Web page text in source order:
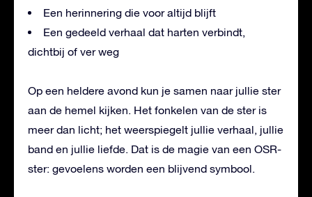
Een herinnering die voor altijd blijft
Een gedeeld verhaal dat harten verbindt,
dichtbij of ver weg
Op een heldere avond kun je samen naar jullie ster
aan de hemel kijken. Het fonkelen van de ster is
meer dan licht; het weerspiegelt jullie verhaal, jullie
band en jullie liefde. Dat is de magie van een OSR-
ster: gevoelens worden een blijvend symbool.